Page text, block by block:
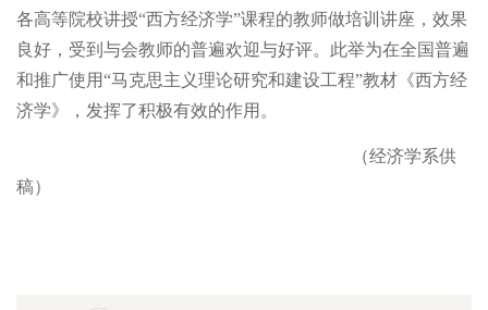
各高等院校讲授“西方经济学”课程的教师做培训讲座，效果
良好，受到与会教师的普遍欢迎与好评。此举为在全国普遍
和推广使用“马克思主义理论研究和建设工程”教材《西方经
济学》，发挥了积极有效的作用。
（经济学系供
稿）